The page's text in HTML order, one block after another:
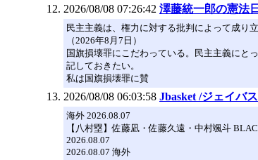
2026/08/08 07:26:42 澤藤統一郎の憲法
民主主義は、権力に対する批判によって成り
（2026年8月7日）
国旗損壊罪にこだわっている。民主主義にと
記しておきたい。
私は国旗損壊罪に賛
2026/08/08 06:03:58 Jbasket /ジェイバ
海外 2026.08.07
【八村塁】佐藤凪・佐藤久遠・中村颯斗
2026.08.07
2026.08.07 海外